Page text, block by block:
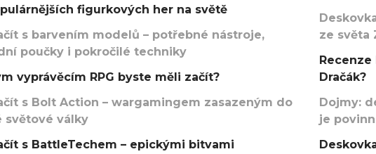
figurkových her na světě
s barvením modelů – potřebné nástroje,
poučky i pokročilé techniky
vyprávěcím RPG byste měli začít?
s Bolt Action – wargamingem zasazeným do
světové války
s BattleTechem – epickými bitvami
ze světa
Dračák?
Dojmy:
je